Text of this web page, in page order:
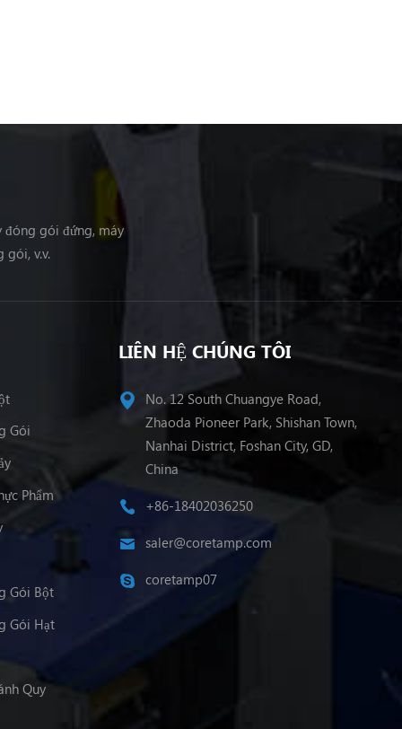
đóng gói đứng, máy
gói, v.v.
Gói
Phẩm
Gói Bột
Gói Hạt
Quy
LIÊN HỆ CHÚNG TÔI
No. 12 South Chuangye Road,
Zhaoda Pioneer Park, Shishan Town,
Nanhai District, Foshan City, GD,
China
+86-18402036250
saler@coretamp.com
coretamp07